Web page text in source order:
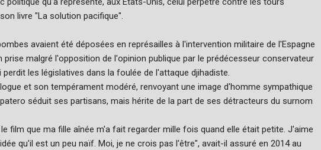
livre "La solution pacifique".
avaient été déposées en représailles à l'intervention militaire de l'Espagne
prise malgré l'opposition de l'opinion publique par le prédécesseur conservateur
les législatives dans la foulée de l'attaque djihadiste.
et son tempérament modéré, renvoyant une image d'homme sympathique
séduit ses partisans, mais hérite de la part de ses détracteurs du surnom
film que ma fille aînée m'a fait regarder mille fois quand elle était petite. J'aime
qu'il est un peu naïf. Moi, je ne crois pas l'être", avait-il assuré en 2014 au